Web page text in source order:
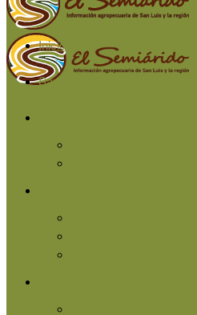
Inicio
San Luis